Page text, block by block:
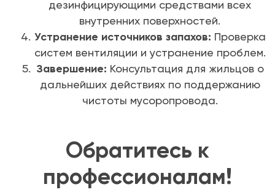
дезинфицирующими средствами всех
внутренних поверхностей.
Устранение источников запахов: Проверка
систем вентиляции и устранение проблем.
Завершение: Консультация для жильцов о
дальнейших действиях по поддержанию
чистоты мусоропровода.
Обратитесь к
профессионалам!